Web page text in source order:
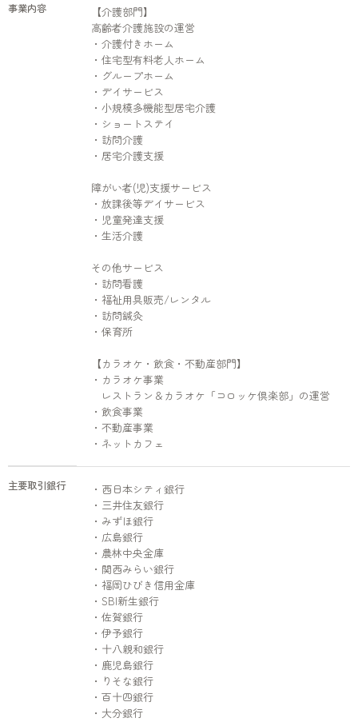
事業内容
【介護部門】
高齢者介護施設の運営
・介護付きホーム
・住宅型有料老人ホーム
・グループホーム
・デイサービス
・小規模多機能型居宅介護
・ショートステイ
・訪問介護
・居宅介護支援
障がい者(児)支援サービス
・放課後等デイサービス
・児童発達支援
・生活介護
その他サービス
・訪問看護
・福祉用具販売/レンタル
・訪問鍼灸
・保育所
【カラオケ・飲食・不動産部門】
・カラオケ事業
レストラン＆カラオケ「コロッケ倶楽部」の運営
・飲食事業
・不動産事業
・ネットカフェ
主要取引銀行
・西日本シティ銀行
・三井住友銀行
・みずほ銀行
・広島銀行
・農林中央金庫
・関西みらい銀行
・福岡ひびき信用金庫
・SBI新生銀行
・佐賀銀行
・伊予銀行
・十八親和銀行
・鹿児島銀行
・りそな銀行
・百十四銀行
・大分銀行